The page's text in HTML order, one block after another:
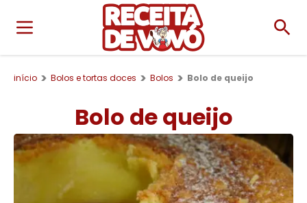
início Bolos e tortas doces Bolos Bolo de queijo
Bolo de queijo